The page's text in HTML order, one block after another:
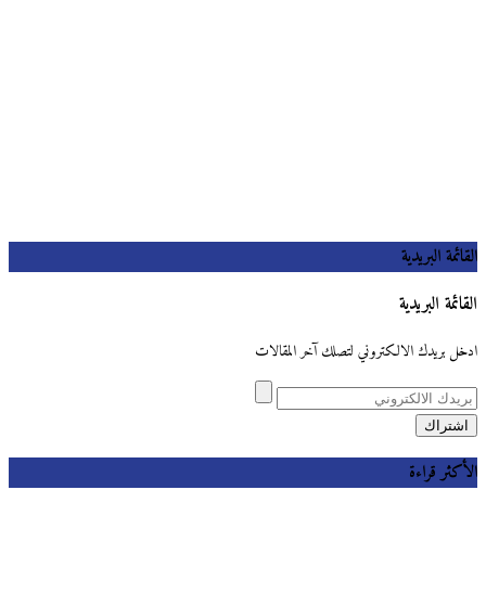
القائمة البريدية
القائمة البريدية
ادخل بريدك الالكتروني لتصلك آخر المقالات
الأكثر قراءة